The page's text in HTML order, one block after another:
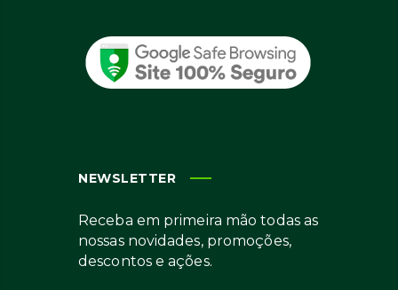
NEWSLETTER
Receba em primeira mão todas as
nossas novidades, promoções,
descontos e ações.